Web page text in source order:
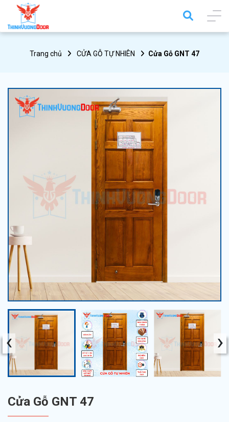
Trang chủ CỬA GỖ TỰ NHIÊN Cửa Gỗ GNT 47
‹ ›
Cửa Gỗ GNT 47